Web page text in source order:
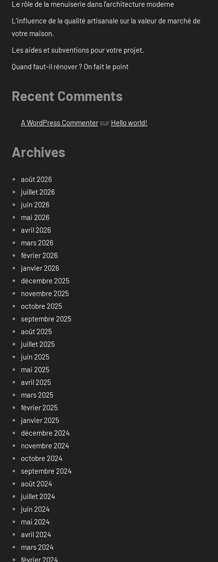
Le rôle de la menuiserie dans l’architecture moderne
L’influence de la qualité artisanale sur la valeur de marché de
votre maison.
Les aides et subventions pour votre projet.
Quand faut-il rénover ? On fait le point
Recent Comments
A WordPress Commentersur Hello world!
Archives
août 2026
juillet 2026
juin 2026
mai 2026
avril 2026
mars 2026
février 2026
janvier 2026
décembre 2025
novembre 2025
octobre 2025
septembre 2025
août 2025
juillet 2025
juin 2025
mai 2025
avril 2025
mars 2025
février 2025
janvier 2025
décembre 2024
novembre 2024
octobre 2024
septembre 2024
août 2024
juillet 2024
juin 2024
mai 2024
avril 2024
mars 2024
février 2024